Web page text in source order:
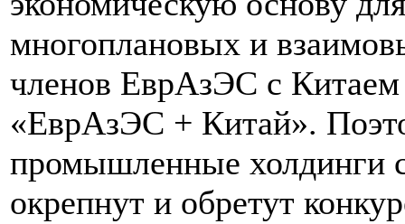
многоплановых и
членов ЕврАзЭС с
«ЕврАзЭС + Китай».
промышленные холдинги
окрепнут и обретут